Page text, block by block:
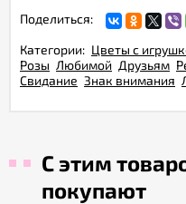
Поделиться:
Категории: Цветы с
Розы Любимой Друзьям
Свидание Знак внимания
С этим
покупают